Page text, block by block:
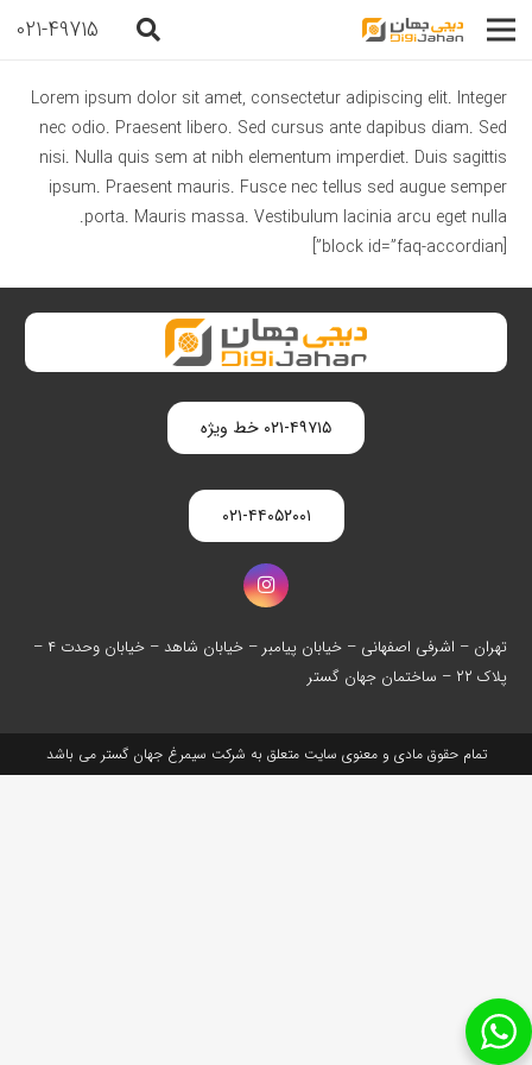
021-49715
Lorem ipsum dolor sit amet, consectetur adipiscing elit. Integer
nec odio. Praesent libero. Sed cursus ante dapibus diam. Sed
nisi. Nulla quis sem at nibh elementum imperdiet. Duis sagittis
ipsum. Praesent mauris. Fusce nec tellus sed augue semper
porta. Mauris massa. Vestibulum lacinia arcu eget nulla.
[block id=”faq-accordian”]
۰۲۱-۴۹۷۱۵ خط ویژه
۰۲۱-۴۴۰۵۲۰۰۱
تهران – اشرفی اصفهانی – خیابان پیامبر – خیابان شاهد – خیابان وحدت ۴ –
پلاک ۲۲ – ساختمان جهان گستر
تمام حقوق مادی و معنوی سایت متعلق به شرکت سیمرغ جهان گستر می باشد